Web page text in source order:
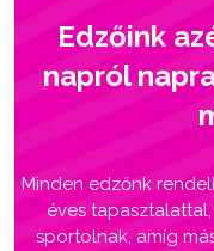
Edzőink
napról
Minden edzőnk
éves
sportolnak, amíg